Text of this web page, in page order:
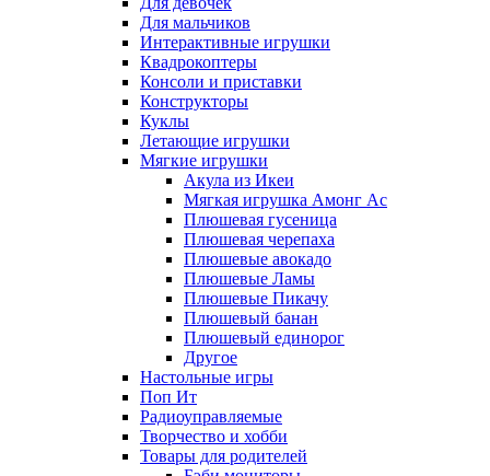
Для мальчиков
Интерактивные игрушки
Квадрокоптеры
Консоли и приставки
Конструкторы
Куклы
Летающие игрушки
Мягкие игрушки
Акула из Икеи
Мягкая игрушка Амонг Ас
Плюшевая гусеница
Плюшевая черепаха
Плюшевые авокадо
Плюшевые Ламы
Плюшевые Пикачу
Плюшевый банан
Плюшевый единорог
Другое
Настольные игры
Поп Ит
Радиоуправляемые
Творчество и хобби
Товары для родителей